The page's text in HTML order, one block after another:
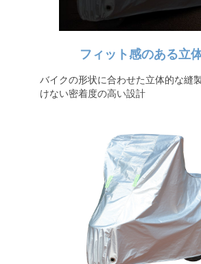
フィット感のある立
バイクの形状に合わせた立体的な縫
けない密着度の高い設計